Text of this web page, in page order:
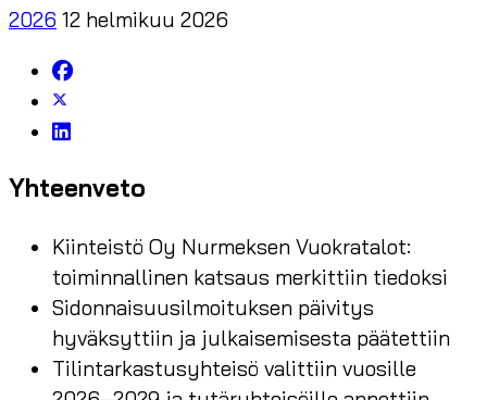
2026 12 helmikuu 2026
Yhteenveto
Kiinteistö Oy Nurmeksen Vuokratalot:
toiminnallinen katsaus merkittiin tiedoksi
Sidonnaisuusilmoituksen päivitys
hyväksyttiin ja julkaisemisesta päätettiin
Tilintarkastusyhteisö valittiin vuosille